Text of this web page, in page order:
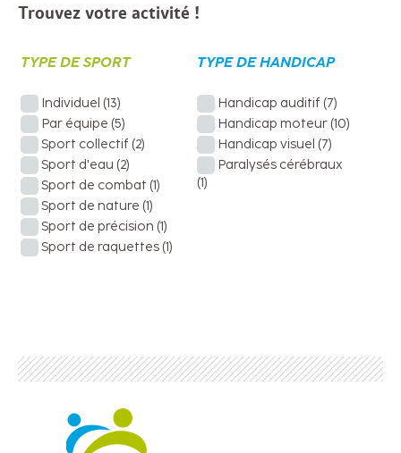
Trouvez votre activité !
TYPE DE SPORT
Individuel (13)
Par équipe (5)
Sport collectif (2)
Sport d'eau (2)
Sport de combat (1)
Sport de nature (1)
Sport de précision (1)
Sport de raquettes (1)
TYPE DE HANDICAP
Handicap auditif (7)
Handicap moteur (10)
Handicap visuel (7)
Paralysés cérébraux
(1)